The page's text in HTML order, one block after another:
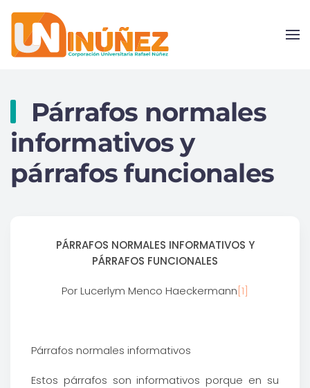
Skip to main content
Párrafos normales
informativos y
párrafos funcionales
PÁRRAFOS NORMALES INFORMATIVOS Y
PÁRRAFOS FUNCIONALES
Por Lucerlym Menco Haeckermann[1]
Párrafos normales informativos
Estos párrafos son informativos porque en su